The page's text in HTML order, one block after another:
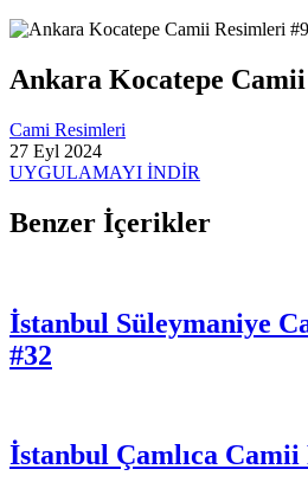
Ankara Kocatepe
Cami Resimleri
27 Eyl 2024
UYGULAMAYI İNDİR
Benzer İçerikler
İstanbul Süleymaniye
#32
İstanbul Çamlıca